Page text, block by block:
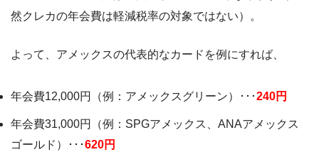
然クレカの年会費は軽減税率の対象ではない）。
よって、アメックスの代表的なカードを例にすれば、
年会費12,000円（例：アメックスグリーン）･･･240円
年会費31,000円（例：SPGアメックス、ANAアメックス
ゴールド）･･･620円